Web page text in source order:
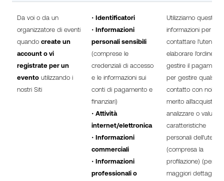
Da voi o da un
organizzatore di eventi
quando create un
account o vi
registrate per un
evento utilizzando i
nostri Siti
•Identificatori
•Informazioni
personali sensibili
(comprese le
credenziali di accesso
e le informazioni sui
conti di pagamento e
finanziari)
•Attività
internet/elettronica
•Informazioni
commerciali
•Informazioni
professionali o
Utilizziamo queste
informazioni per
contattare l'utente,
elaborare l'ordine,
gestire il
per gestire qualsiasi
contatto con noi in
merito all'acquisto,
analizzare o
caratteristiche
personali dell'utente
(compresa la
profilazione) (per
maggiori dettagli,